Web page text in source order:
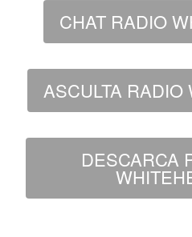
CHAT RADIO
ASCULTA RADIO
DESCARCA